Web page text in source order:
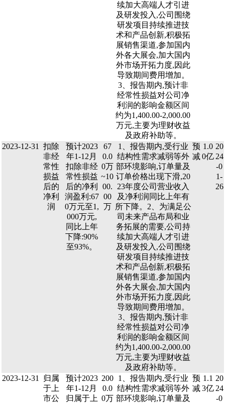
续加大高端人才引进
及研发投入,公司围绕
研发项目持续推进技
术和产品创新,积极拓
展销售渠道,参加国内
外各大展会,加大国内
外市场开拓力度,因此
导致期间费用增加。
3、报告期内,预计非
经常性损益对公司净
利润的影响金额区间
约为1,400.00-2,000.00
万元,主要为理财收益
及政府补助等。
2023-12-31
扣除
非经
常性
损益
后的
净利
润
预计2023
年1-12月
扣除非经
常性损益
后的净利
润盈利:67
0万元至1,
000万元,
同比上年
下降:90%
至93%。
67
0.0
0万
~10
00.
00
万
1、报告期内,受行业
结构性需求减弱等外
部环境影响,订单量及
订单价格出现下滑,20
23年度公司营业收入
及净利润同比上年有
所下降。2、为满足公
司未来产品布局和业
务拓展的需要,公司持
续加大高端人才引进
及研发投入,公司围绕
研发项目持续推进技
术和产品创新,积极拓
展销售渠道,参加国内
外各大展会,加大国内
外市场开拓力度,因此
导致期间费用增加。
3、报告期内,预计非
经常性损益对公司净
利润的影响金额区间
约为1,400.00-2,000.00
万元,主要为理财收益
及政府补助等。
预
减
1.0
0亿
20
24
-0
1-
26
2023-12-31
归属
于上
市公
预计2023
年1-12月
归属于上
200
0.0
0万
1、报告期内,受行业
结构性需求减弱等外
部环境影响,订单量及
预
减
1.1
3亿
20
24
-0